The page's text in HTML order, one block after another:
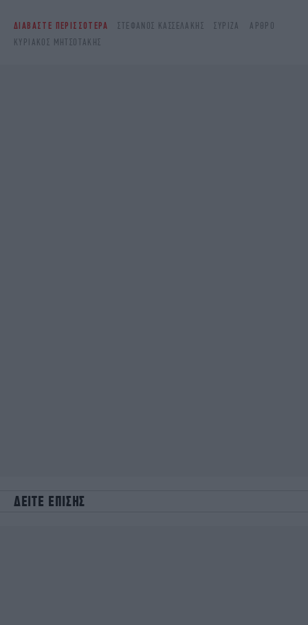
ΔΙΑΒΑΣΤΕ ΠΕΡΙΣΣΟΤΕΡΑ ΣΤΈΦΑΝΟΣ ΚΑΣΣΕΛΆΚΗΣ ΣΥΡΙΖΑ
ΆΡΘΡΟ
ΚΥΡΙΆΚΟΣ ΜΗΤΣΟΤΆΚΗΣ
ΔΕΙΤΕ ΕΠΙΣΗΣ